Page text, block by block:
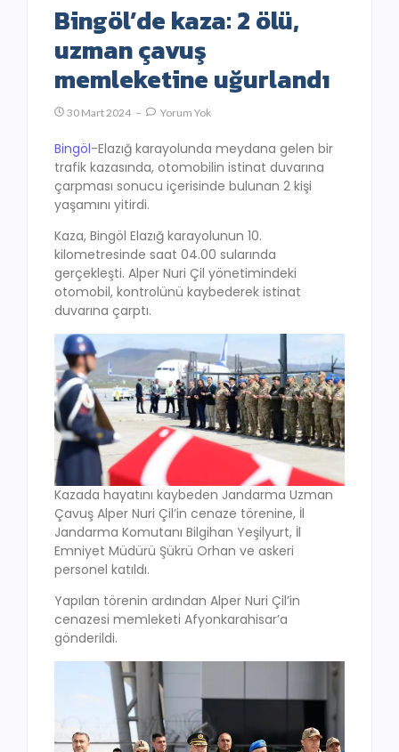
Bingöl’de kaza: 2 ölü,
uzman çavuş
memleketine uğurlandı
30 Mart 2024 Yorum Yok
Bingöl-Elazığ karayolunda meydana gelen bir
trafik kazasında, otomobilin istinat duvarına
çarpması sonucu içerisinde bulunan 2 kişi
yaşamını yitirdi.
Kaza, Bingöl Elazığ karayolunun 10.
kilometresinde saat 04.00 sularında
gerçekleşti. Alper Nuri Çil yönetimindeki
otomobil, kontrolünü kaybederek istinat
duvarına çarptı.
Kazada hayatını kaybeden Jandarma Uzman
Çavuş Alper Nuri Çil’in cenaze törenine, İl
Jandarma Komutanı Bilgihan Yeşilyurt, İl
Emniyet Müdürü Şükrü Orhan ve askeri
personel katıldı.
Yapılan törenin ardından Alper Nuri Çil’in
cenazesi memleketi Afyonkarahisar’a
gönderildi.